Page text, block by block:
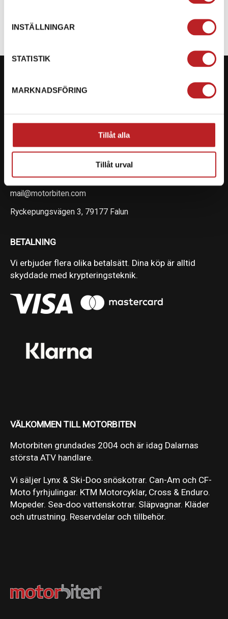
INSTÄLLNINGAR
STATISTIK
MARKNADSFÖRING
Tillåt alla
Tillåt urval
Org. nummer: 5566689278
023-13366
mail@motorbiten.com
Ryckepungsvägen 3, 79177 Falun
BETALNING
Vi erbjuder flera olika betalsätt. Dina köp är alltid
skyddade med krypteringsteknik.
VÄLKOMMEN TILL MOTORBITEN
Motorbiten grundades 2004 och är idag Dalarnas
största ATV handlare.
Vi säljer Lynx & Ski-Doo snöskotrar. Can-Am och CF-
Moto fyrhjulingar. KTM Motorcyklar, Cross & Enduro.
Mopeder. Sea-doo vattenskotrar. Släpvagnar. Kläder
och utrustning. Reservdelar och tillbehör.